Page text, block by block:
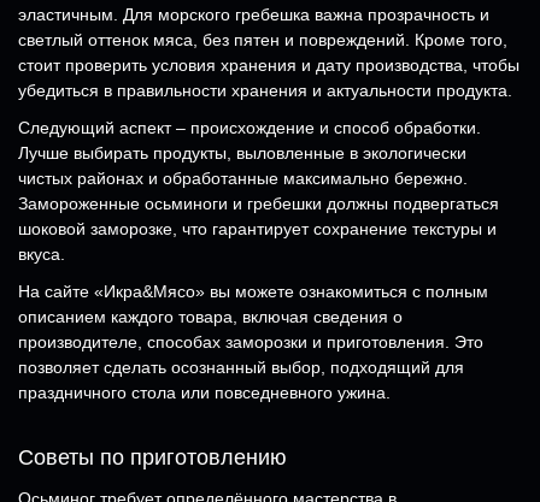
эластичным. Для морского гребешка важна прозрачность и
светлый оттенок мяса, без пятен и повреждений. Кроме того,
стоит проверить условия хранения и дату производства, чтобы
убедиться в правильности хранения и актуальности продукта.
Следующий аспект – происхождение и способ обработки.
Лучше выбирать продукты, выловленные в экологически
чистых районах и обработанные максимально бережно.
Замороженные осьминоги и гребешки должны подвергаться
шоковой заморозке, что гарантирует сохранение текстуры и
вкуса.
На сайте «Икра&Мясо» вы можете ознакомиться с полным
описанием каждого товара, включая сведения о
производителе, способах заморозки и приготовления. Это
позволяет сделать осознанный выбор, подходящий для
праздничного стола или повседневного ужина.
Советы по приготовлению